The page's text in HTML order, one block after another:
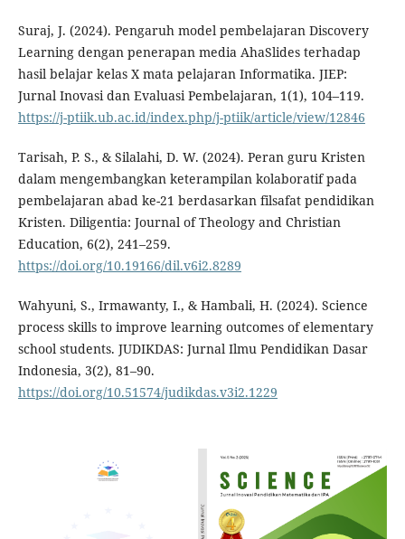
Suraj, J. (2024). Pengaruh model pembelajaran Discovery
Learning dengan penerapan media AhaSlides terhadap
hasil belajar kelas X mata pelajaran Informatika. JIEP:
Jurnal Inovasi dan Evaluasi Pembelajaran, 1(1), 104–119.
https://j-ptiik.ub.ac.id/index.php/j-ptiik/article/view/12846
Tarisah, P. S., & Silalahi, D. W. (2024). Peran guru Kristen
dalam mengembangkan keterampilan kolaboratif pada
pembelajaran abad ke-21 berdasarkan filsafat pendidikan
Kristen. Diligentia: Journal of Theology and Christian
Education, 6(2), 241–259.
https://doi.org/10.19166/dil.v6i2.8289
Wahyuni, S., Irmawanty, I., & Hambali, H. (2024). Science
process skills to improve learning outcomes of elementary
school students. JUDIKDAS: Jurnal Ilmu Pendidikan Dasar
Indonesia, 3(2), 81–90.
https://doi.org/10.51574/judikdas.v3i2.1229